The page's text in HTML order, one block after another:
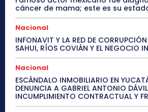
cáncer de mama; este es su
Nacional
INFONAVIT Y LA RED DE
SAHUI, RÍOS COVIÁN Y EL NEGOCIO
Nacional
ESCÁNDALO INMOBILIARIO EN
DENUNCIA A GABRIEL ANTONIO
INCUMPLIMIENTO CONTRACTUAL Y